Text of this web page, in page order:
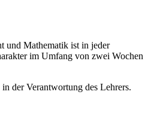
und Mathematik ist in jeder
im Umfang von zwei Wochen
der Verantwortung des Lehrers.